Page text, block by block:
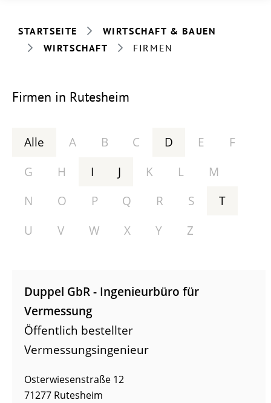
STARTSEITE
WIRTSCHAFT & BAUEN
WIRTSCHAFT
FIRMEN
Firmen in Rutesheim
Alle A B C D E
F
G
H I J K L
M
N
O P Q R S
T
U
V W X Y Z
Duppel GbR - Ingenieurbüro für
Vermessung
Öffentlich bestellter
Vermessungsingenieur
Osterwiesenstraße 12
71277 Rutesheim